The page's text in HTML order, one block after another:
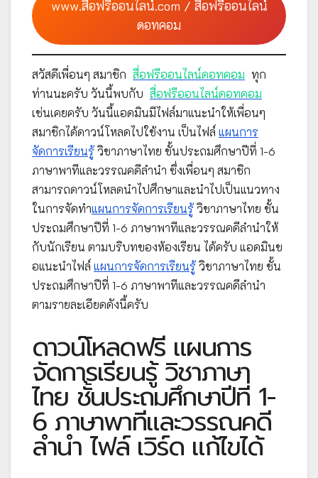
www.สื่อฟรีออนไลน์.com / สื่อฟรีออนไลน์
ดอทคอม
สวัสดีเพื่อนๆ สมาชิก สื่อฟรีออนไลน์ดอทคอม ทุก
ท่านนะครับ วันนี้พบกับ สื่อฟรีออนไลน์ดอทคอม
เช่นเคยครับ วันนี้แอดมินมีไฟล์มาแนะนำให้เพื่อนๆ
สมาชิกได้ดาวน์โหลดไปใช้งาน เป็นไฟล์ แผนการ
จัดการเรียนรู้วิชาภาษาไทย ชั้นประถมศึกษาปีที่ 1-6
ภาษาพาทีและวรรณคดีลำนำ ซึ่งเพื่อนๆ สมาชิก
สามารถดาวน์โหลดนำไปศึกษาและนำไปเป็นแนวทาง
ในการจัดทำแผนการจัดการเรียนรู้วิชาภาษาไทย ชั้น
ประถมศึกษาปีที่ 1-6 ภาษาพาทีและวรรณคดีลำนำให้
กับนักเรียน ตามบริบทของห้องเรียน ได้ครับ แอดมินข
อแนะนำไฟล์ แผนการจัดการเรียนรู้วิชาภาษาไทย ชั้น
ประถมศึกษาปีที่ 1-6 ภาษาพาทีและวรรณคดีลำนำ
ตามรายละเอียดดังนี้ครับ
ดาวน์โหลดฟรี แผนการ
จัดการเรียนรู้ วิชาภาษา
ไทย ชั้นประถมศึกษาปีที่ 1-
6 ภาษาพาทีและวรรณคดี
ลำนำ ไฟล์ เวิร์ด แก้ไขได้